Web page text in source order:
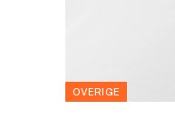
OVERIGE